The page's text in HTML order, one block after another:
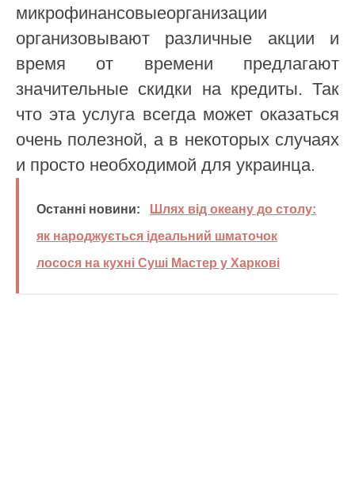
микрофинансовыеорганизации
организовывают различные акции и
время от времени предлагают
значительные скидки на кредиты. Так
что эта услуга всегда может оказаться
очень полезной, а в некоторых случаях
и просто необходимой для украинца.
Останні новини:
Шлях від океану до столу:
як народжується ідеальний шматочок
лосося на кухні Суші Мастер у Харкові